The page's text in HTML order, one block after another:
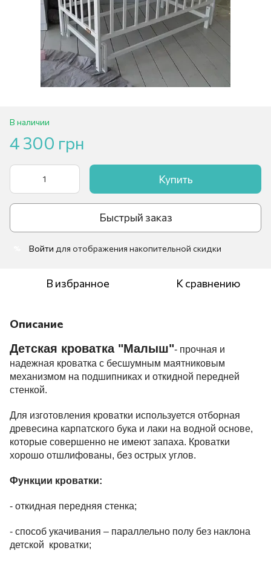
В наличии
4 300 грн
Купить
Быстрый заказ
Войти для отображения накопительной скидки
В избранное К сравнению
Описание
Детская кроватка "Малыш"- прочная и
надежная кроватка с бесшумным маятниковым
механизмом на подшипниках и откидной передней
стенкой.
Для изготовления кроватки используется отборная
древесина карпатского бука и лаки на водной основе,
которые совершенно не имеют запаха. Кроватки
хорошо отшлифованы, без острых углов.
Функции кроватки:
- откидная передняя стенка;
- способ укачивания – параллельно полу без наклона
детской кроватки;